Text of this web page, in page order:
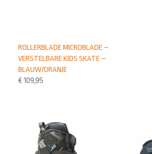
ROLLERBLADE MICROBLADE –
VERSTELBARE KIDS SKATE –
BLAUW/ORANJE
€ 109,95